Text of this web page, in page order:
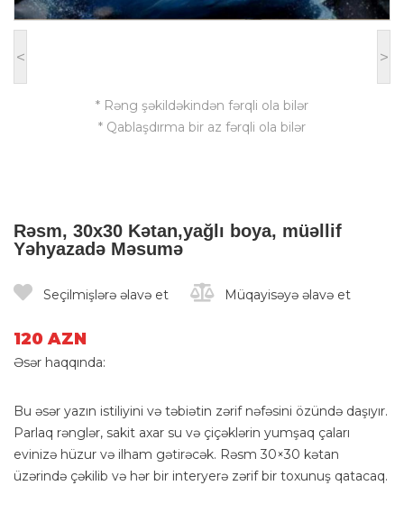
< >
* Rəng şəkildəkindən fərqli ola bilər
* Qablaşdırma bir az fərqli ola bilər
Rəsm, 30x30 Kətan,yağlı boya, müəllif
Yəhyazadə Məsumə
Seçilmişlərə əlavə et Müqayisəyə əlavə et
120 AZN
Əsər haqqında:
Bu əsər yazın istiliyini və təbiətin zərif nəfəsini özündə daşıyır.
Parlaq rənglər, sakit axar su və çiçəklərin yumşaq çaları
evinizə hüzur və ilham gətirəcək. Rəsm 30×30 kətan
üzərində çəkilib və hər bir interyerə zərif bir toxunuş qatacaq.